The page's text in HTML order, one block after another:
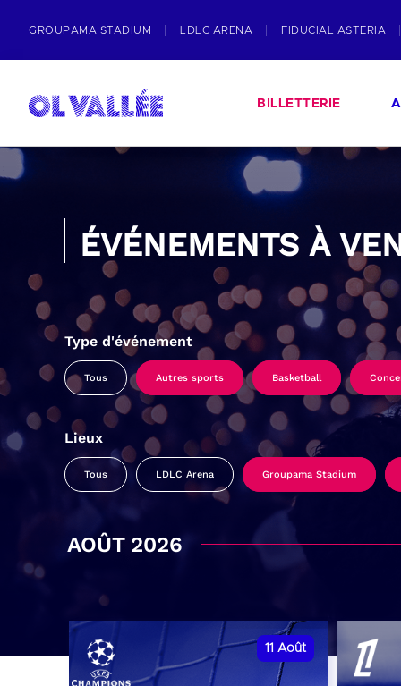
GROUPAMA STADIUM LDLC ARENA FIDUCIAL ASTERIA
BILLETTERIE
ÉVÉNEMENTS À
Type d'événement
Tous Autres sports Basketball
Lieux
Tous LDLC Arena Groupama Stadium
AOÛT 2026
11 Août